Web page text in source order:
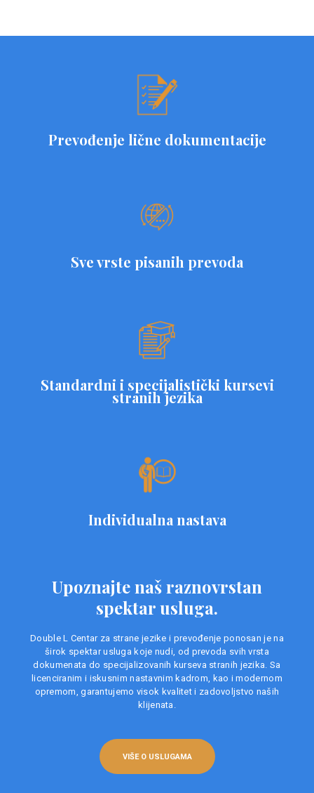
Prevođenje lične dokumentacije
Sve vrste pisanih prevoda
Standardni i specijalistički kursevi
stranih jezika
Individualna nastava
Upoznajte naš raznovrstan
spektar usluga.
Double L Centar za strane jezike i prevođenje ponosan je na
širok spektar usluga koje nudi, od prevoda svih vrsta
dokumenata do specijalizovanih kurseva stranih jezika. Sa
licenciranim i iskusnim nastavnim kadrom, kao i modernom
opremom, garantujemo visok kvalitet i zadovoljstvo naših
klijenata.
VIŠE O USLUGAMA